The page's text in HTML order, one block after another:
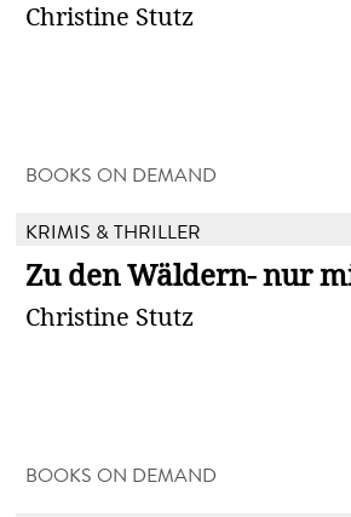
Christine Stutz
BOOKS ON DEMAND
KRIMIS & THRILLER
Zu den Wäldern- nur
Christine Stutz
BOOKS ON DEMAND